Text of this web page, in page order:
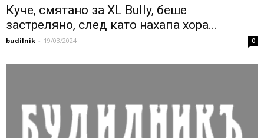
Куче, смятано за XL Bully, беше
застреляно, след като нахапа хора...
budilnik - 19/03/2024 0